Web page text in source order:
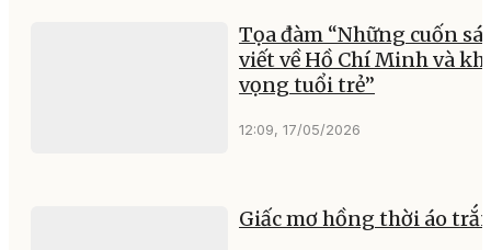
Tọa đàm “Những cuốn
viết về Hồ Chí Minh và
vọng tuổi trẻ”
12:09, 17/05/2026
Giấc mơ hồng thời áo